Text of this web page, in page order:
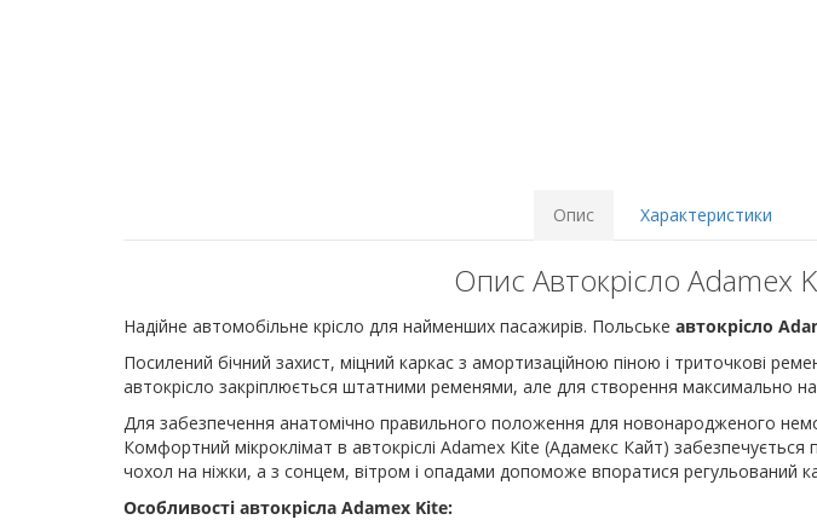
Опис Характеристики
Опис Автокрісло Adamex
Надійне автомобільне крісло для найменших пасажирів. Польське автокрісло
Посилений бічний захист, міцний каркас з амортизаційною піною і триточкові
автокрісло закріплюється штатними ременями, але для створення максимально
Для забезпечення анатомічно правильного положення для новонародженого
Комфортний мікроклімат в автокріслі Adamex Kite (Адамекс Кайт)
чохол на ніжки, а з сонцем, вітром і опадами допоможе впоратися регульований
Особливості автокрісла Adamex Kite: